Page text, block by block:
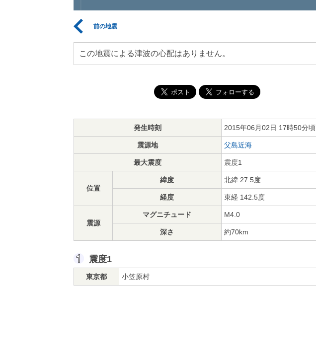
前の地震
この地震による津波の心配はありません。
発生時刻 2015年06月02日 17時50分頃
震源地 父島近海
最大震度 震度1
位置
緯度 北緯 27.5度
経度 東経 142.5度
震源
マグニチュード M4.0
深さ 約70km
震度1
東京都 小笠原村